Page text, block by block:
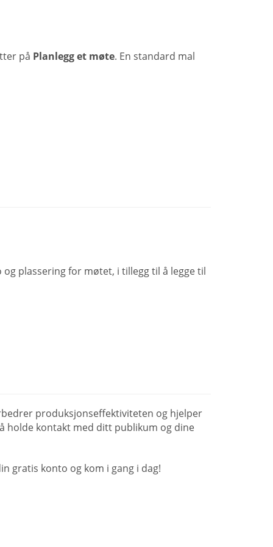
på Planlegg et møte. En standard mal
plassering for møtet, i tillegg til å legge til
produksjonseffektiviteten og hjelper
holde kontakt med ditt publikum og dine
gratis konto og kom i gang i dag!